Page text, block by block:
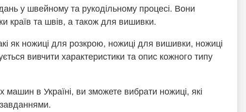
у швейному та рукодільному процесі. Вони
країв та швів, а також для вишивки.
як ножиці для розкрою, ножиці для вишивки, ножиці
вивчити характеристики та опис кожного типу
в Україні, ви зможете вибрати ножиці, які